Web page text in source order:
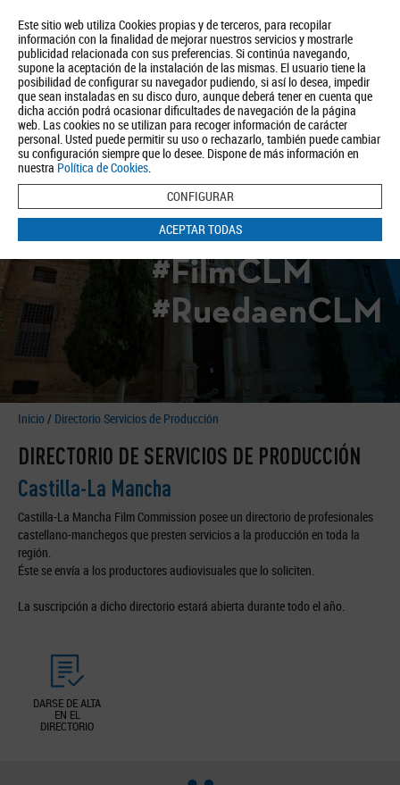
Este sitio web utiliza Cookies propias y de terceros, para recopilar
información con la finalidad de mejorar nuestros servicios y mostrarle
publicidad relacionada con sus preferencias. Si continúa navegando,
supone la aceptación de la instalación de las mismas. El usuario tiene la
posibilidad de configurar su navegador pudiendo, si así lo desea, impedir
que sean instaladas en su disco duro, aunque deberá tener en cuenta que
dicha acción podrá ocasionar dificultades de navegación de la página
web. Las cookies no se utilizan para recoger información de carácter
personal. Usted puede permitir su uso o rechazarlo, también puede cambiar
su configuración siempre que lo desee. Dispone de más información en
nuestra Política de Cookies.
CONFIGURAR
ACEPTAR TODAS
Quiénes somos Turismo Política de Privacidad Aviso Legal
Política de Cookies
BUSCAR
#FilmCLM
#RuedaenCLM
Inicio / Directorio Servicios de Producción
DIRECTORIO DE SERVICIOS DE PRODUCCIÓN
Castilla-La Mancha
Castilla-La Mancha Film Commission posee un directorio de profesionales
castellano-manchegos que presten servicios a la producción en toda la
región.
Éste se envía a los productores audiovisuales que lo soliciten.
La suscripción a dicho directorio estará abierta durante todo el año.
DARSE DE ALTA
EN EL
DIRECTORIO